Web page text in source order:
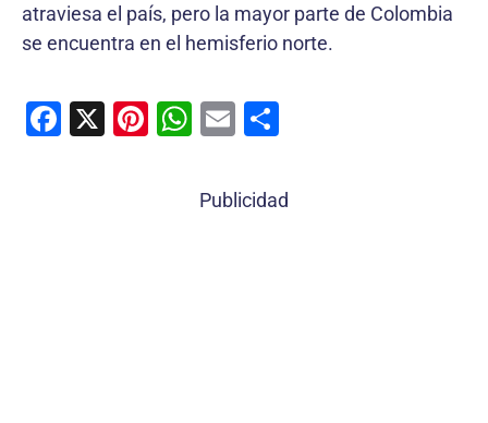
atraviesa el país, pero la mayor parte de Colombia
se encuentra en el hemisferio norte.
F
X
Pi W
at
E
ai m
Publicidad